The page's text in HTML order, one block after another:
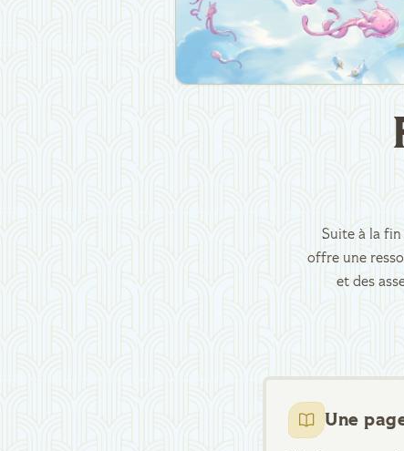
Suite à la
offre une
et des
Une